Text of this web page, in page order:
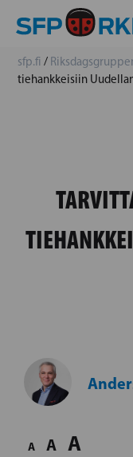
sfp.fi /
tiehankkeisiin
A A A